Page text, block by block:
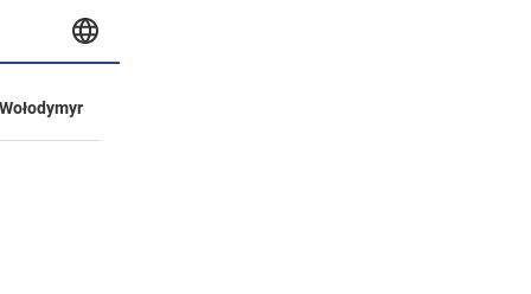
Wołodymyr